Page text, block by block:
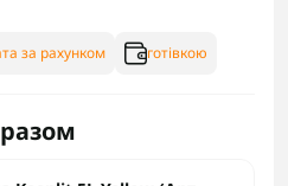
за рахунком готівкою